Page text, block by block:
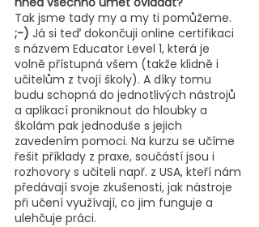
Tak jsme tady my a my ti pomůžeme.
;-) Já si teď dokončuji online certifikaci
s názvem Educator Level 1, která je
volně přístupná všem (takže klidně i
učitelům z tvojí školy). A díky tomu
budu schopná do jednotlivých nástrojů
a aplikací proniknout do hloubky a
školám pak jednoduše s jejich
zavedením pomoci. Na kurzu se učíme
řešit příklady z praxe, součástí jsou i
rozhovory s učiteli např. z USA, kteří nám
předávají svoje zkušenosti, jak nástroje
při učení využívají, co jim funguje a
ulehčuje práci.